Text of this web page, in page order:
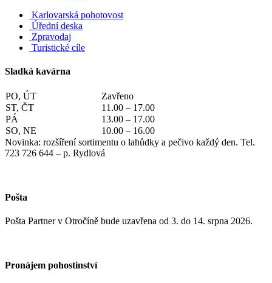
Karlovarská pohotovost
Úřední deska
Zpravodaj
Turistické cíle
Sladká kavárna
PO, ÚT
Zavřeno
ST, ČT
11.00 – 17.00
PÁ
13.00 – 17.00
SO, NE
10.00 – 16.00
Novinka: rozšíření sortimentu o lahůdky a pečivo každý den. Tel.
723 726 644 – p. Rydlová
Pošta
Pošta Partner v Otročíně bude uzavřena od 3. do 14. srpna 2026.
Pronájem pohostinství